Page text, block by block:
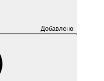
Добавлено